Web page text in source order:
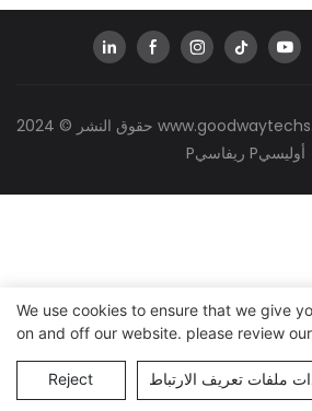
Pريفاسي Pأوليسي
We use cookies to ensure that we give
on and off our website. please review our
Reject ملفات تعريف الارتباط